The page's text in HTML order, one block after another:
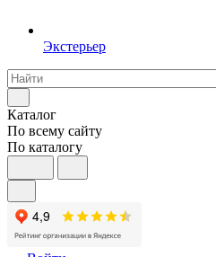
Экстерьер
Каталог
По всему сайту
По каталогу